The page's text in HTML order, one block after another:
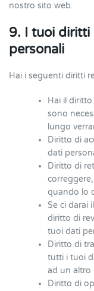
nostro sito web.
9. I tuoi diritti
personali
Hai i seguenti diritti
Hai il
sono
lungo
Diritto di
dati
Diritto di
quando lo
Se ci darai
diritto di
tuoi dati
Diritto di
tutti i tuoi
ad un altro
Diritto di